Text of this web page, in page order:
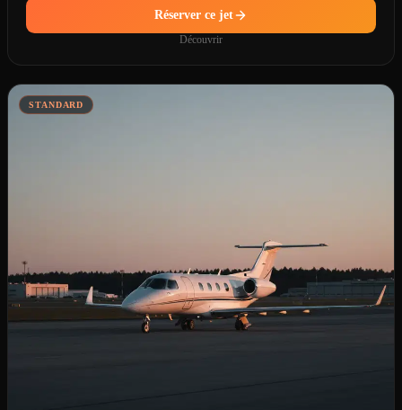
Réserver ce jet
Découvrir
STANDARD